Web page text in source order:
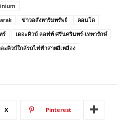
ข่าวอสังหาริมทรัพย์
คอนโด
ร์
เดอะคิวบ์ ลอฟท์ ศรีนครินทร์-เทพารักษ์
อะคิวบ์ใกล้รถไฟฟ้าสายสีเหลือง
X Pinterest